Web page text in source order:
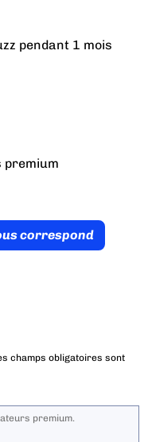
pendant 1 mois
premium
correspond
champs obligatoires sont